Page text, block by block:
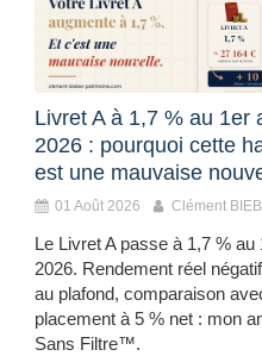
Livret A à 1,7 % au 1er
2026 : pourquoi cette
est une mauvaise
01 Août 2026 Clément
Le Livret A passe à 1,7 % au
2026. Rendement réel
au plafond, comparaison
placement à 5 % net : mon
Sans Filtre™.